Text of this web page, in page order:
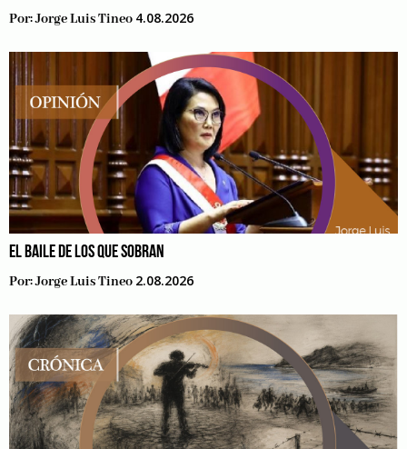
Por:Jorge Luis Tineo 4.08.2026
EL BAILE DE LOS QUE SOBRAN
Por:Jorge Luis Tineo 2.08.2026